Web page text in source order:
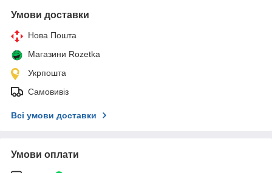
Умови доставки
Нова Пошта
Магазини Rozetka
Укрпошта
Самовивіз
Всі умови доставки
Умови оплати